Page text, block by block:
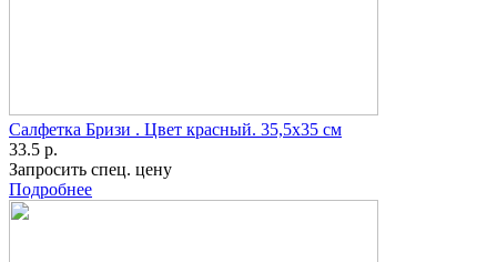
Салфетка Бризи . Цвет красный. 35,5x35 см
33.5 р.
Запросить спец. цену
Подробнее